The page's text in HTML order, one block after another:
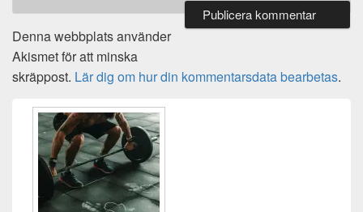
Denna webbplats använder
Akismet för att minska
skräppost. Lär dig om hur din kommentarsdata bearbetas.
Primära
sidofältet
Widget
område